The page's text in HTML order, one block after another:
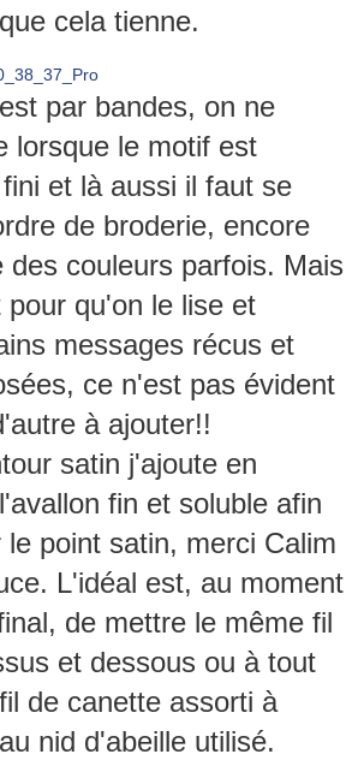
cela tienne.
par bandes, on ne
lorsque le motif est
et là aussi il faut se
de broderie, encore
des couleurs parfois. Mais
pour qu'on le lise et
messages récus et
ce n'est pas évident
à ajouter!!
satin j'ajoute en
fin et soluble afin
le point satin, merci Calim
L'idéal est, au moment
de mettre le même fil
et dessous ou à tout
de canette assorti à
nid d'abeille utilisé.